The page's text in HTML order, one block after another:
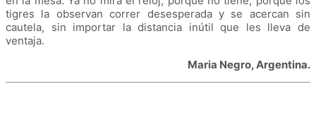
tigres la observan correr desesperada y se acercan sin
cautela, sin importar la distancia inútil que les lleva de
ventaja.
Maria Negro, Argentina.